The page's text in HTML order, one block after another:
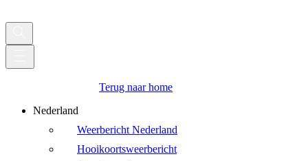
Terug naar home
Nederland
Weerbericht Nederland
Hooikoortsweerbericht